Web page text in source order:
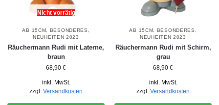
Nicht vorrätig
AB 15CM BESONDERES
NEUHEITEN 2023
Räuchermann Rudi mit Laterne,
braun
68,90 €
inkl. MwSt.
zzgl. Versandkosten
AB 15CM BESONDERES
NEUHEITEN 2023
Räuchermann Rudi mit Schirm,
grau
68,90 €
inkl. MwSt.
zzgl. Versandkosten